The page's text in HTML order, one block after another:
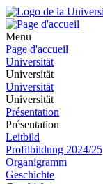
Menu
Page d'accueil
Universität
Universität
Universität
Universität
Présentation
Présentation
Leitbild
Profilbildung 2024/25
Organigramm
Geschichte